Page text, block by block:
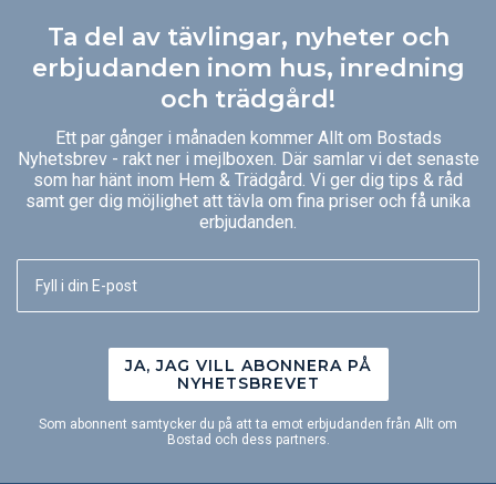
Ta del av tävlingar, nyheter och
erbjudanden inom hus, inredning
och trädgård!
Ett par gånger i månaden kommer Allt om Bostads
Nyhetsbrev - rakt ner i mejlboxen. Där samlar vi det senaste
som har hänt inom Hem & Trädgård. Vi ger dig tips & råd
samt ger dig möjlighet att tävla om fina priser och få unika
erbjudanden.
JA, JAG VILL ABONNERA PÅ
NYHETSBREVET
Som abonnent samtycker du på att ta emot erbjudanden från Allt om
Bostad och dess partners.